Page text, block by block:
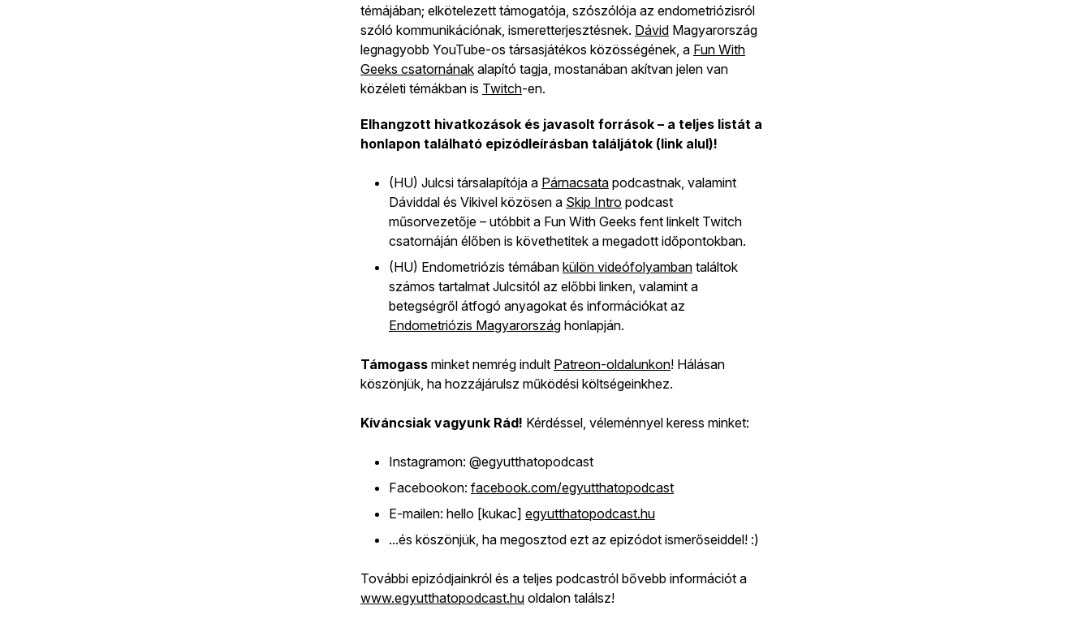
témájában; elkötelezett támogatója, szószólója az endometriózisról
szóló kommunikációnak, ismeretterjesztésnek. Dávid Magyarország
legnagyobb YouTube-os társasjátékos közösségének, a Fun With
Geeks csatornának alapító tagja, mostanában akítvan jelen van
közéleti témákban is Twitch-en.
Elhangzott hivatkozások és javasolt források – a teljes listát a
honlapon található epizódleírásban találjátok (link alul)!
(HU) Julcsi társalapítója a Párnacsata podcastnak, valamint
Dáviddal és Vikivel közösen a Skip Intro podcast
műsorvezetője – utóbbit a Fun With Geeks fent linkelt Twitch
csatornáján élőben is követhetitek a megadott időpontokban.
(HU) Endometriózis témában külön videófolyamban találtok
számos tartalmat Julcsitól az előbbi linken, valamint a
betegségről átfogó anyagokat és információkat az
Endometriózis Magyarország honlapján.
Támogass minket nemrég indult Patreon-oldalunkon! Hálásan
köszönjük, ha hozzájárulsz működési költségeinkhez.
Kíváncsiak vagyunk Rád! Kérdéssel, véleménnyel keress minket:
Instagramon: @egyutthatopodcast
Facebookon: facebook.com/egyutthatopodcast
E-mailen: hello [kukac] egyutthatopodcast.hu
...és köszönjük, ha megosztod ezt az epizódot ismerőseiddel! :)
További epizódjainkról és a teljes podcastról bővebb információt a
www.egyutthatopodcast.hu oldalon találsz!